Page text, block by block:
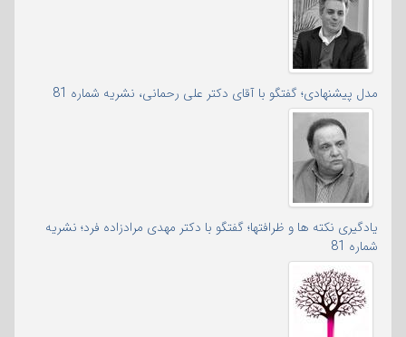
مدل پیشنهادی؛ گفتگو با آقای دکتر علی رحمانی، نشریه شماره 81
یادگیری نکته ها و ظرافتها؛ گفتگو با دکتر مهدی مرادزاده فرد؛ نشریه
شماره 81